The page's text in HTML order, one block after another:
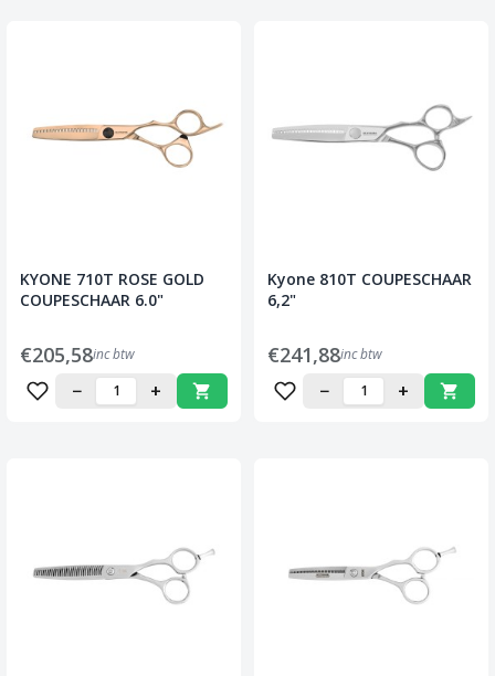
KYONE 710T ROSE GOLD
COUPESCHAAR 6.0"
€205,58inc btw
− +
Kyone 810T COUPESCHAAR
6,2"
€241,88inc btw
− +